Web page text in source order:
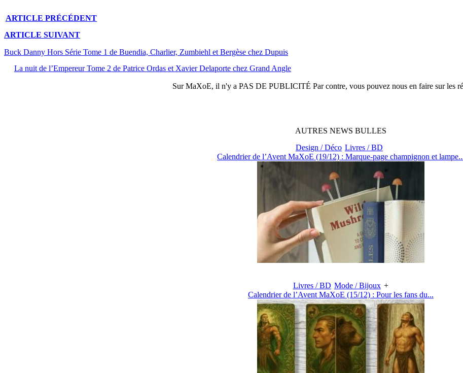
ARTICLE PRÉCÉDENT
ARTICLE SUIVANT
Buck Danny Hors Série Tome 1 de Buendia, Charlier, Zumbiehl et Bergèse chez Dupuis
La nuit de l’Empereur Tome 2 de Patrice Ordas et Xavier Delaporte chez Grand Angle
SurMaXoE, il n'y a PAS DE PUBLICITÉ Par contre, vous pouvez nous en faire sur les
AUTRES NEWS BULLES
Design / Déco Livres / BD
Calendrier de l’Avent MaXoE (19/12) : Marque-page champignon et
Livres / BD Mode / Bijoux +
Calendrier de l’Avent MaXoE (15/12) : Pour les fans du...